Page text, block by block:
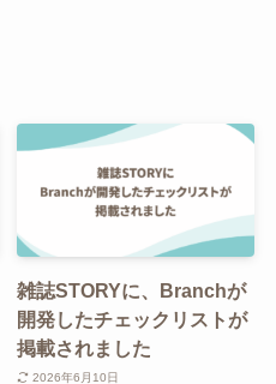
雑誌STORYに、Branchが
開発したチェックリストが
掲載されました
2026年6月10日